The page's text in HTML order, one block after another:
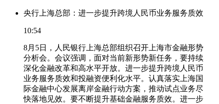
央行上海总部：进一步提升跨境人民币业务服务质效
10:54
8月5日，人民银行上海总部组织召开上海市金融形势
分析会。会议强调，面对当前新形势新任务，要持续
深化金融改革和高水平开放。进一步提升跨境人民币
业务服务质效和投融资便利化水平。认真落实上海国
际金融中心发展离岸金融行动方案，推动试点业务尽
快落地见效。要不断提升基础金融服务质效。进一步